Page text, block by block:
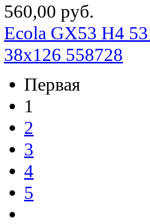
560,00 руб.
Ecola GX53 H4
38x126 558728
Первая
1
2
3
4
5